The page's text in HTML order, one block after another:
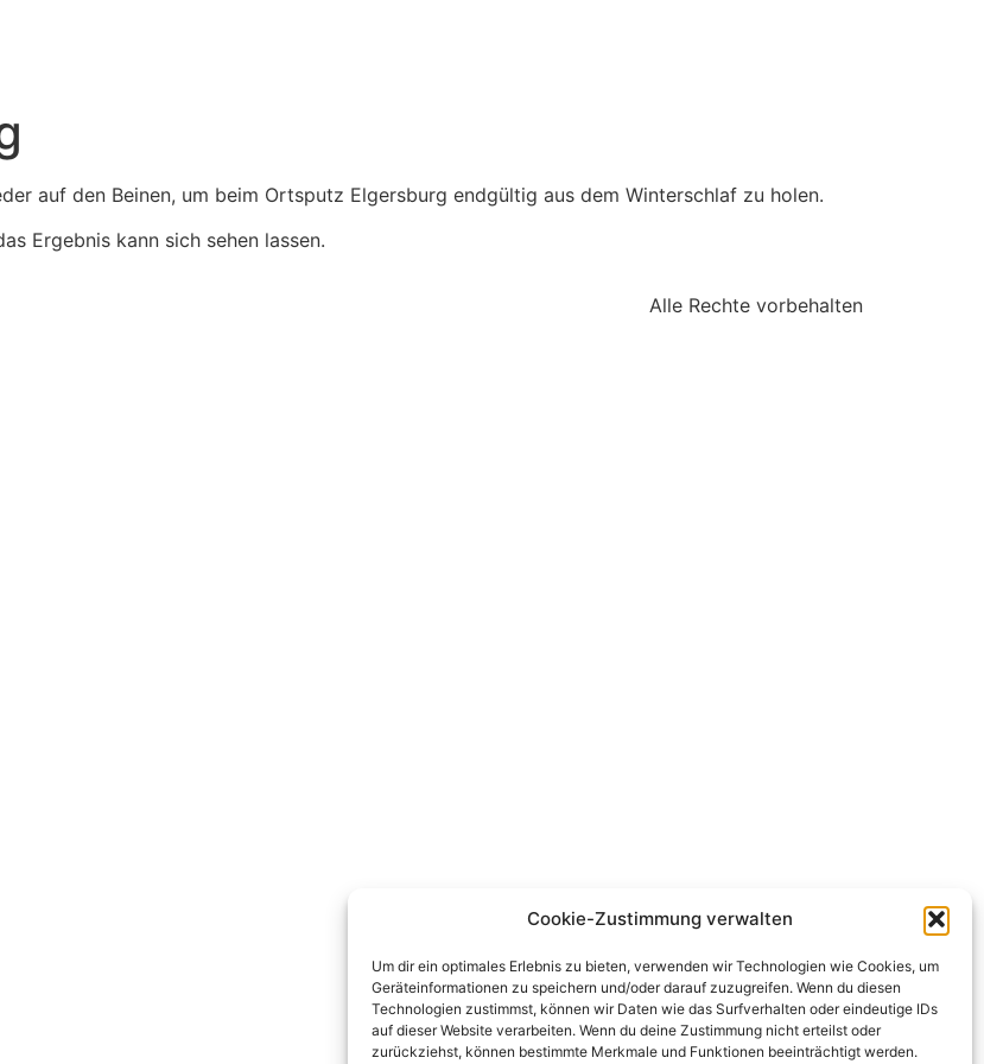
Cookie-Zustimmung verwalten
Um dir ein optimales Erlebnis zu bieten, verwenden wir Technologien wie Cookies, um
Geräteinformationen zu speichern und/oder darauf zuzugreifen. Wenn du diesen
Technologien zustimmst, können wir Daten wie das Surfverhalten oder eindeutige IDs
auf dieser Website verarbeiten. Wenn du deine Zustimmung nicht erteilst oder
zurückziehst, können bestimmte Merkmale und Funktionen beeinträchtigt werden.
auf den Beinen, um beim Ortsputz Elgersburg endgültig aus dem Winterschlaf zu holen.
Ergebnis kann sich sehen lassen.
Alle Rechte vorbehalten